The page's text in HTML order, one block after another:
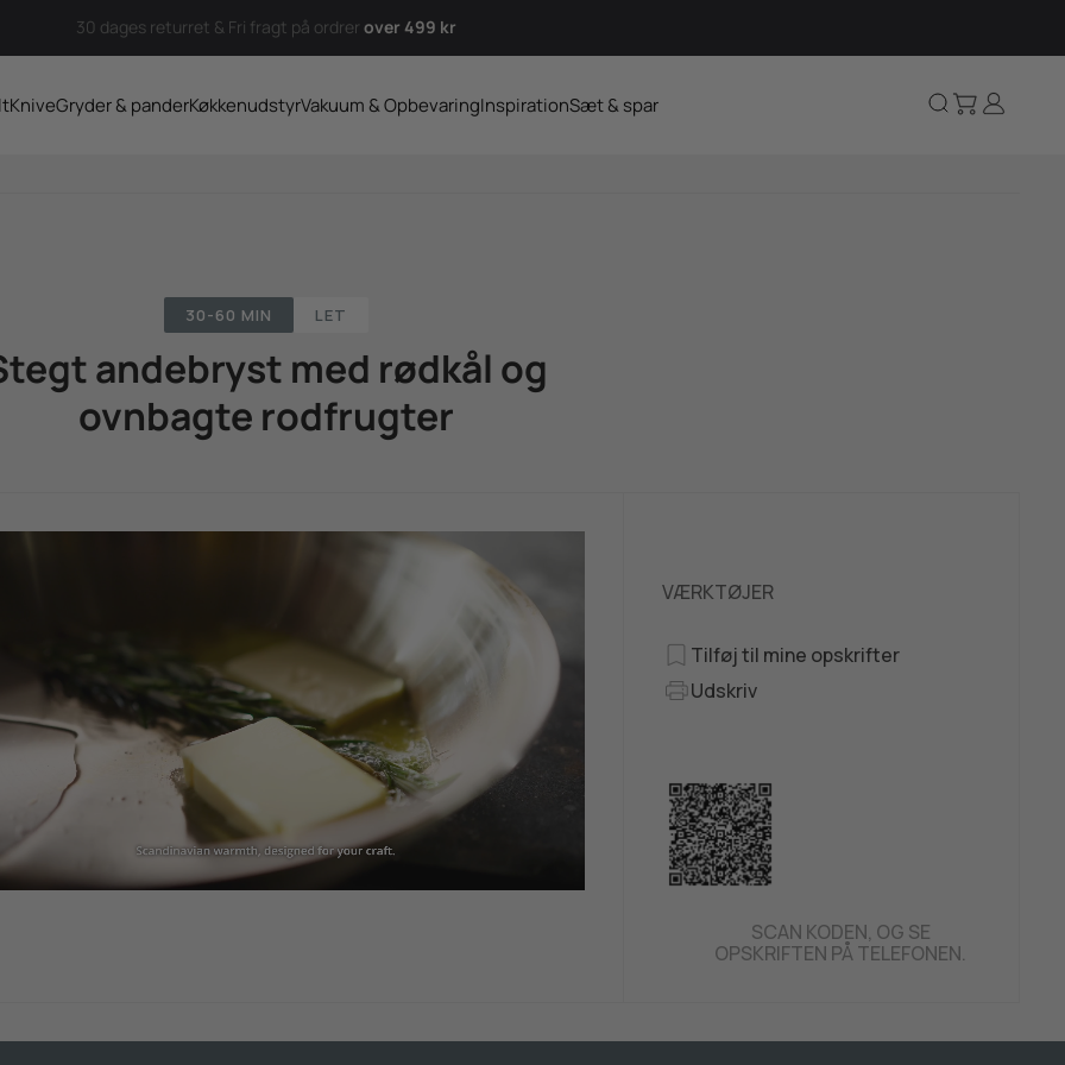
30 dages returret & Fri fragt på ordrer over 499 kr
KniveGryder & panderKøkkenudstyrVakuum & OpbevaringInspirationSæt & spar SøgKurv Log ind
30-60 MIN LET
andebryst med rødkål og
ovnbagte rodfrugter
VÆRKTØJER
Tilføj til mine opskrifter
Udskriv
SCAN KODEN, OG SE
OPSKRIFTEN PÅ TELEFONEN.